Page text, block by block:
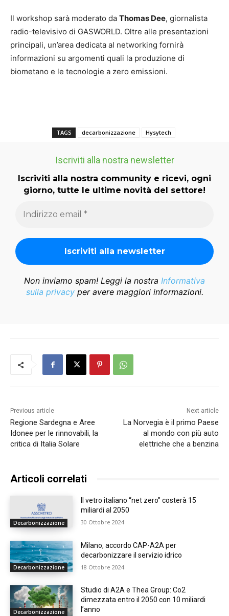
Il workshop sarà moderato da Thomas Dee, giornalista
radio-televisivo di GASWORLD. Oltre alle presentazioni
principali, un’area dedicata al networking fornirà
informazioni su argomenti quali la produzione di
biometano e le tecnologie a zero emissioni.
TAGS decarbonizzazione Hysytech
Iscriviti alla nostra newsletter
Iscriviti alla nostra community e ricevi, ogni
giorno, tutte le ultime novità del settore!
Non inviamo spam! Leggi la nostra Informativa
sulla privacyper avere maggiori informazioni.
Previous article
Regione Sardegna e Aree
Idonee per le rinnovabili, la
critica di Italia Solare
Next article
La Norvegia è il primo Paese
al mondo con più auto
elettriche che a benzina
Articoli correlati
Decarbonizzazione
Il vetro italiano “net zero” costerà 15
miliardi al 2050
30 Ottobre 2024
Decarbonizzazione
Milano, accordo CAP-A2A per
decarbonizzare il servizio idrico
18 Ottobre 2024
Decarbonizzazione
Studio di A2A e Thea Group: Co2
dimezzata entro il 2050 con 10 miliardi
l’anno